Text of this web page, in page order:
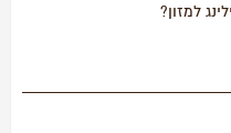
למזון?